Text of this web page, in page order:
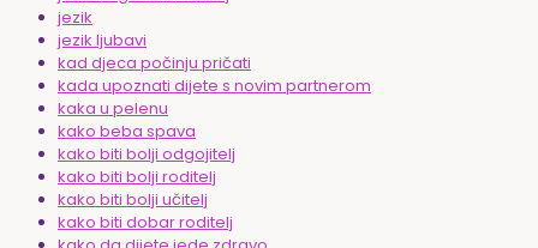
jezik
jezik ljubavi
kad djeca počinju pričati
kada upoznati dijete s novim partnerom
kaka u pelenu
kako beba spava
kako biti bolji odgojitelj
kako biti bolji roditelj
kako biti bolji učitelj
kako biti dobar roditelj